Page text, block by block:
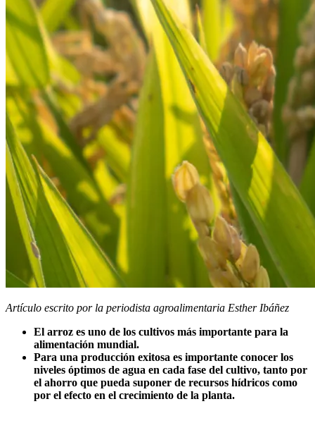
Artículo escrito por la periodista agroalimentaria Esther Ibáñez
El arroz es uno de los cultivos más importante para la
alimentación mundial.
Para una producción exitosa es importante conocer los
niveles óptimos de agua en cada fase del cultivo, tanto por
el ahorro que pueda suponer de recursos hídricos como
por el efecto en el crecimiento de la planta.